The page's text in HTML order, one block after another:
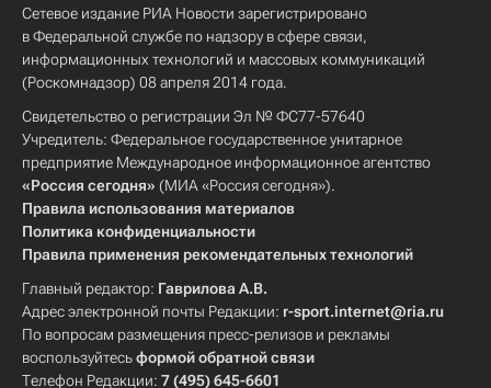
Сетевое издание РИА Новости зарегистрировано
в Федеральной службе по надзору в сфере связи,
информационных технологий и массовых коммуникаций
(Роскомнадзор) 08 апреля 2014 года.
Свидетельство о регистрации Эл № ФС77-57640
Учредитель: Федеральное государственное унитарное
предприятие Международное информационное агентство
«Россия сегодня» (МИА «Россия сегодня»).
Правила использования материалов
Политика конфиденциальности
Правила применения рекомендательных технологий
Главный редактор: Гаврилова А.В.
Адрес электронной почты Редакции: r-sport.internet@ria.ru
По вопросам размещения пресс-релизов и рекламы
воспользуйтесьформой обратной связи
Телефон Редакции: 7 (495) 645-6601